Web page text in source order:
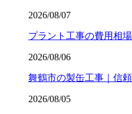
2026/08/07
プラント工事の費用相
2026/08/06
舞鶴市の製缶工事｜信
2026/08/05